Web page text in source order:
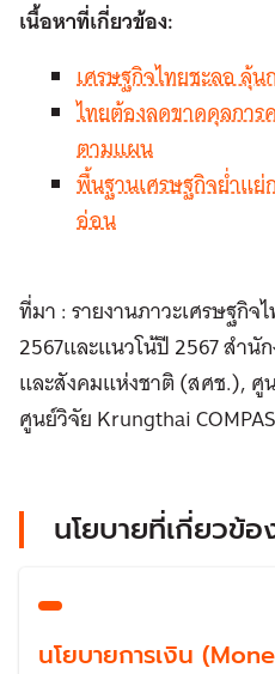
เนื้อหาที่เกี่ยวข้อง:
เศรษฐกิจไทยชะลอ ลุ้
ไทยต้องลดขาดดุลการ
ตามแผน
พื้นฐานเศรษฐกิจย่ำแย่
อ่อน
ที่มา : รายงานภาวะเศรษฐกิ
2567และแนวโน้ปี 2567 สำ
และสังคมแห่งชาติ (สศช.), ศู
ศูนย์วิจัย Krungthai
นโยบายที่เกี่ยวข้อ
นโยบายการเงิน